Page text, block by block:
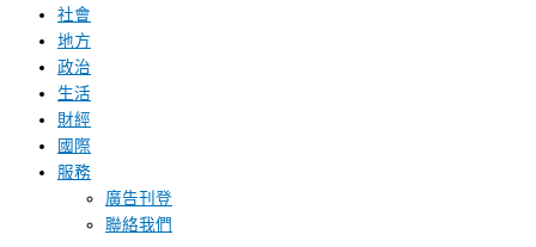
社會
地方
政治
生活
財經
國際
服務
廣告刊登
聯絡我們